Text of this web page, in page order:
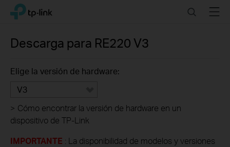
Click
navigation
TP-Link, Reliably Smart SearchMenu
Descarga para RE220 V3
Elige la versión de hardware:
V3
> Cómo encontrar la versión de hardware en un
dispositivo de TP-Link
IMPORTANTE : La disponibilidad de modelos y versiones